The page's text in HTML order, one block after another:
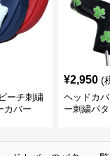
ーチ刺繍
カバー
¥2,950 (
ヘッドカ
ー刺繍パ